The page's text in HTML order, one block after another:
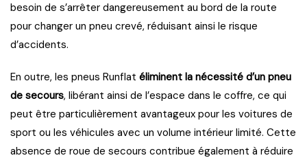
besoin de s’arrêter dangereusement au bord de la route
pour changer un pneu crevé, réduisant ainsi le risque
d’accidents.
En outre, les pneus Runflat éliminent la nécessité d’un pneu
de secours, libérant ainsi de l’espace dans le coffre, ce qui
peut être particulièrement avantageux pour les voitures de
sport ou les véhicules avec un volume intérieur limité. Cette
absence de roue de secours contribue également à réduire